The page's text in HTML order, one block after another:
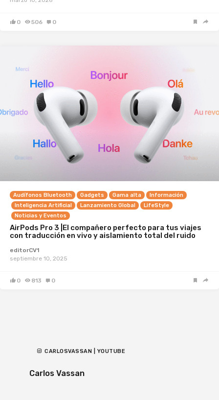
0 506 0
Audífonos Bluetooth Gadgets Gama alta
Información
Inteligencia Artificial
Lanzamiento Global
LifeStyle
Noticias y Eventos
AirPods Pro 3 |El compañero perfecto para tus viajes
con traducción en vivo y aislamiento total del ruido
editorCV1
septiembre 10, 2025
0 813 0
CARLOSVASSAN | YOUTUBE
Carlos Vassan